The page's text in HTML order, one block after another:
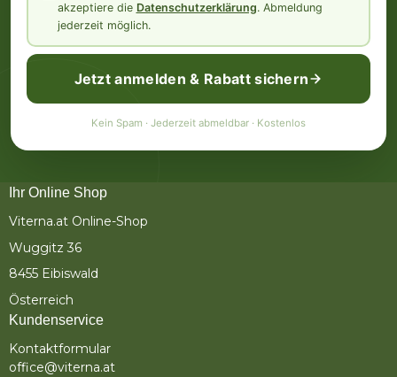
akzeptiere die Datenschutzerklärung. Abmeldung
jederzeit möglich.
Jetzt anmelden & Rabatt sichern
Kein Spam · Jederzeit abmeldbar · Kostenlos
Ihr Online Shop
Viterna.at Online-Shop
Wuggitz 36
8455 Eibiswald
Österreich
Kundenservice
Kontaktformular
office@viterna.at